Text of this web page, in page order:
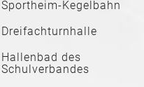
Sportheim-Kegelbahn
Dreifachturnhalle
Hallenbad des
Schulverbandes